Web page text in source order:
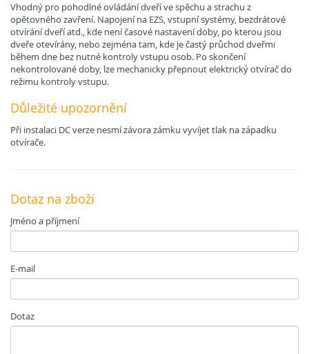
Vhodný pro pohodlné ovládání dveří ve spěchu a strachu z
opětovného zavření. Napojení na EZS, vstupní systémy, bezdrátové
otvírání dveří atd., kde není časové nastavení doby, po kterou jsou
dveře otevírány, nebo zejména tam, kde je častý průchod dveřmi
během dne bez nutné kontroly vstupu osob. Po skončení
nekontrolované doby, lze mechanicky přepnout elektrický otvírač do
režimu kontroly vstupu.
Důležité upozornění
Při instalaci DC verze nesmí závora zámku vyvíjet tlak na západku
otvírače.
Dotaz na zboží
Jméno a příjmení
E-mail
Dotaz